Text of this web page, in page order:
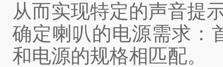
从而实现特定的声音提
确定喇叭的电源需求：
和电源的规格相匹配。